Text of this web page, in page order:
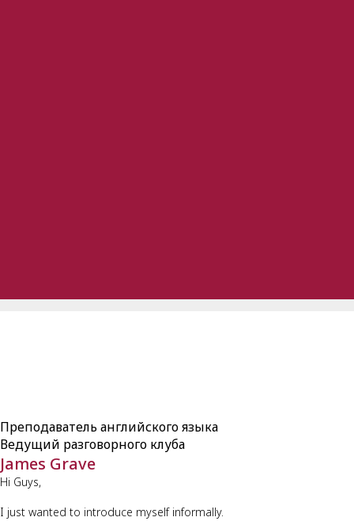
Преподаватель английского языка
Ведущий разговорного клуба
James Grave
Hi Guys,
I just wanted to introduce myself informally.